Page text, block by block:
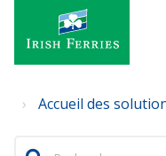
Accueil des